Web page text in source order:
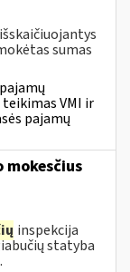
sumas
VMI ir
pajamų
inspekcija
statyba